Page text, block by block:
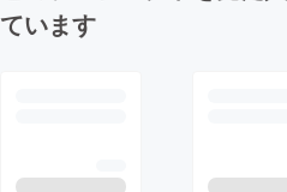
ています